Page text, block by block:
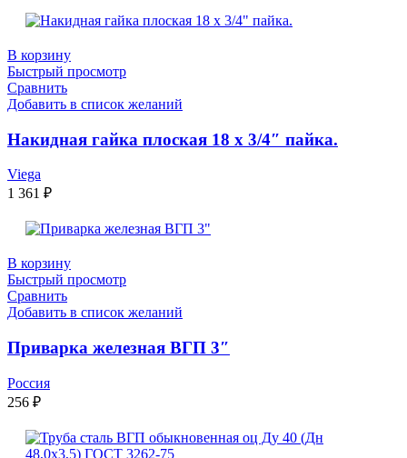
В корзину
Быстрый просмотр
Сравнить
Добавить в список желаний
Накидная гайка плоская 18 х 3/4″ пайка.
Viega
1 361 ₽
В корзину
Быстрый просмотр
Сравнить
Добавить в список желаний
Приварка железная ВГП 3″
Россия
256 ₽